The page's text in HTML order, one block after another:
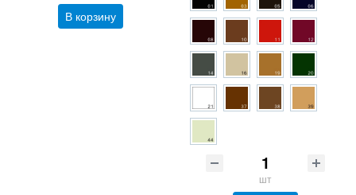
В корзину
шт